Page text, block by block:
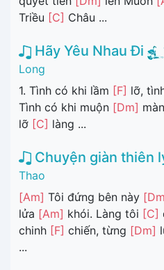
Triều [C] Châu ...
Hãy Yêu Nhau Đi
Long
1. Tình có khi lầm [F] lỡ,
Tình có khi muộn [Dm]
lỡ [C] làng ...
Chuyện giàn thiên
Thao
[Am] Tôi đứng bên này
lửa [Am] khói. Làng tôi [C]
chinh [F] chiến, từng [Dm]
...